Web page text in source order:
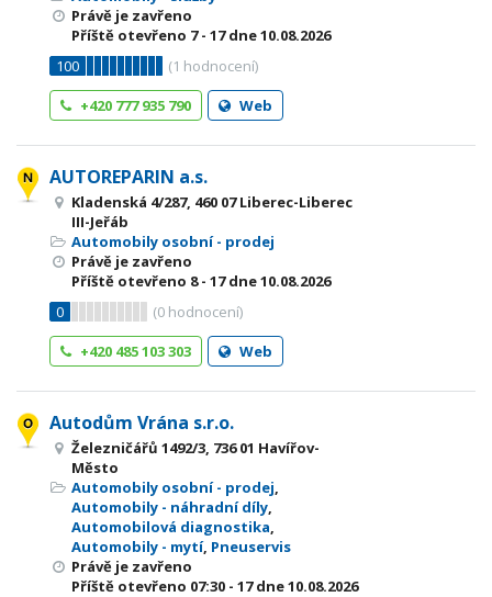
Právě je zavřeno
Příště otevřeno 7 - 17dne 10.08.2026
100
(1 hodnocení)
+420 777 935 790
Web
AUTOREPARIN a.s.
Kladenská 4/287, 460 07 Liberec-Liberec
III-Jeřáb
Automobily osobní - prodej
Právě je zavřeno
Příště otevřeno 8 - 17dne 10.08.2026
0
(0 hodnocení)
+420 485 103 303
Web
Autodům Vrána s.r.o.
Železničářů 1492/3, 736 01 Havířov-
Město
Automobily osobní - prodej,
Automobily - náhradní díly,
Automobilová diagnostika,
Automobily - mytí, Pneuservis
Právě je zavřeno
Příště otevřeno 07:30 - 17dne 10.08.2026